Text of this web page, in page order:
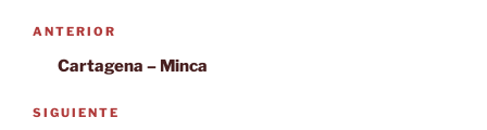
entradas
Entrada
anterior:
ANTERIOR
Cartagena – Minca
Siguiente
SIGUIENTE